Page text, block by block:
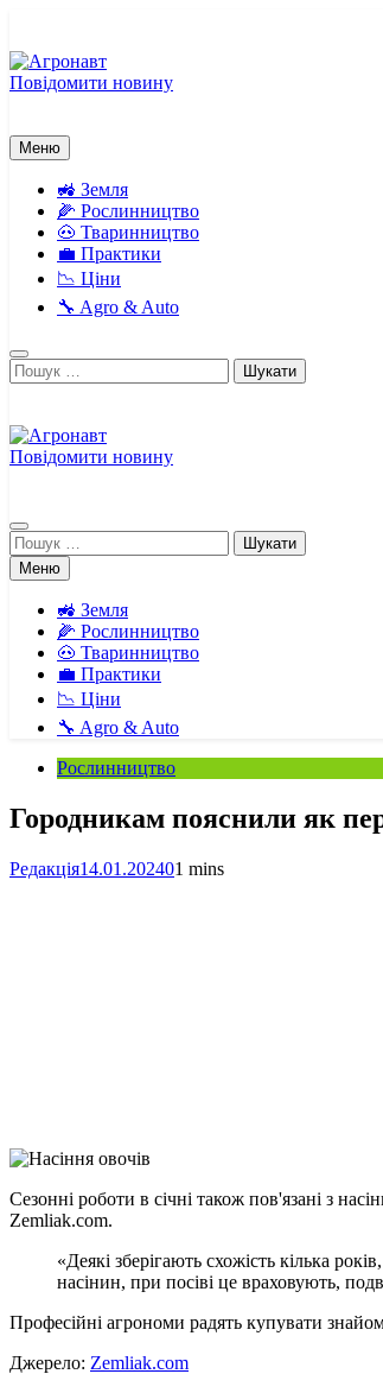
вмісту
Повідомити новину
Меню
🚜 Земля
🌽 Рослинництво
🐽 Тваринництво
💼 Практики
📉 Ціни
🔧 Agro & Auto
Пошук:
Повідомити новину
Пошук:
Меню
🚜 Земля
🌽 Рослинництво
🐽 Тваринництво
💼 Практики
📉 Ціни
🔧 Agro & Auto
Рослинництво
Городникам пояснили як
Редакція14.01.202401 mins
Link
Print
Сезонні роботи в січні також пов'язані з
Zemliak.com.
«Деякі зберігають схожість кілька
насінин, при посіві це враховують,
Професійні агрономи радять купувати
Джерело: Zemliak.com